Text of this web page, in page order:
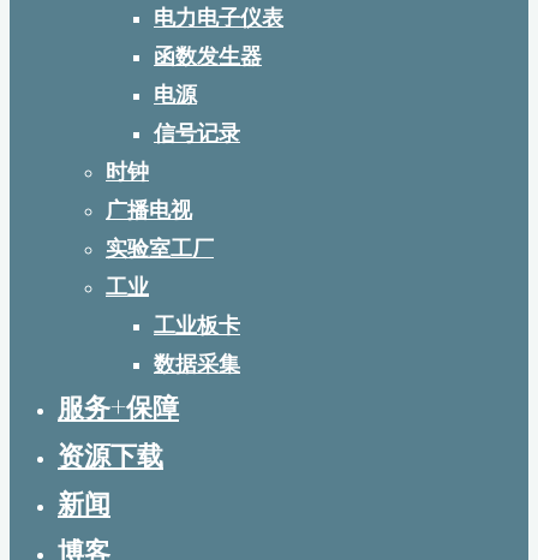
电力电子仪表
函数发生器
电源
信号记录
时钟
广播电视
实验室工厂
工业
工业板卡
数据采集
服务+保障
资源下载
新闻
博客